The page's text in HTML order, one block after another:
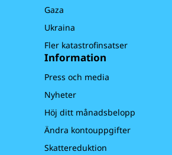
Gaza
Ukraina
Fler katastrofinsatser
Information
Press och media
Nyheter
Höj ditt månadsbelopp
Ändra kontouppgifter
Skattereduktion